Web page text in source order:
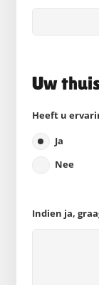
Uw
Heeft u
Ja
Nee
Indien ja,